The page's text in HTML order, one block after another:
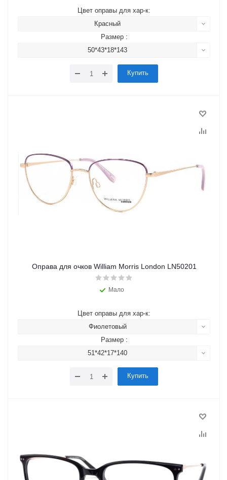
Цвет оправы для хар-к:
Красный
Размер :
50*43*18*143
Купить
Оправа для очков William Morris London LN50201
Мало
Цвет оправы для хар-к:
Фиолетовый
Размер :
51*42*17*140
Купить